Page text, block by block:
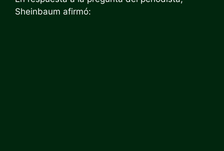
Sheinbaum afirmó: